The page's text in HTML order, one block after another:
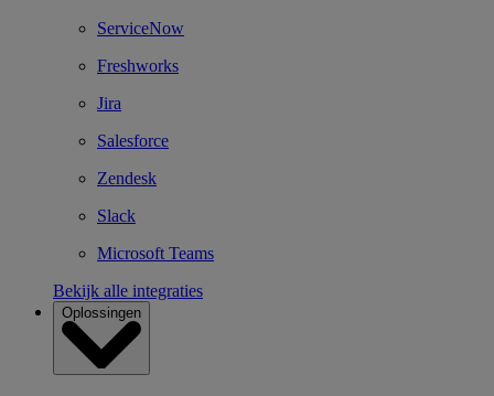
ServiceNow
Freshworks
Jira
Salesforce
Zendesk
Slack
Microsoft Teams
Bekijk alle integraties
Oplossingen